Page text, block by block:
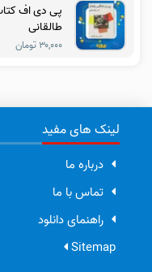
پی دی اف کتاب
طالقانی
۳۰,۰۰۰ تومان
لینک های مفید
درباره ما
تماس با ما
راهنمای دانلود
Sitemap